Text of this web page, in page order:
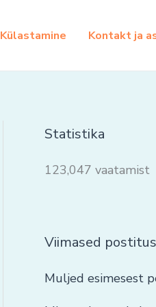
Külastamine Kontakt ja
Statistika
123,047 vaatamist
Viimased
Muljed esimesest